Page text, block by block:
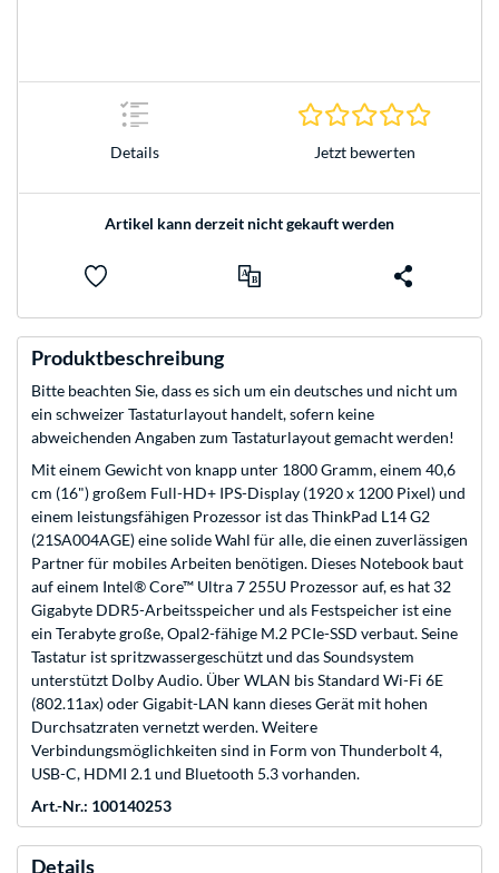
Details Jetzt bewerten
Artikel kann derzeit nicht gekauft werden
Produktbeschreibung
Bitte beachten Sie, dass es sich um ein deutsches und nicht um
ein schweizer Tastaturlayout handelt, sofern keine
abweichenden Angaben zum Tastaturlayout gemacht werden!
Mit einem Gewicht von knapp unter 1800 Gramm, einem 40,6
cm (16") großem Full-HD+ IPS-Display (1920 x 1200 Pixel) und
einem leistungsfähigen Prozessor ist das ThinkPad L14 G2
(21SA004AGE) eine solide Wahl für alle, die einen zuverlässigen
Partner für mobiles Arbeiten benötigen. Dieses Notebook baut
auf einem Intel® Core™ Ultra 7 255U Prozessor auf, es hat 32
Gigabyte DDR5-Arbeitsspeicher und als Festspeicher ist eine
ein Terabyte große, Opal2-fähige M.2 PCIe-SSD verbaut. Seine
Tastatur ist spritzwassergeschützt und das Soundsystem
unterstützt Dolby Audio. Über WLAN bis Standard Wi-Fi 6E
(802.11ax) oder Gigabit-LAN kann dieses Gerät mit hohen
Durchsatzraten vernetzt werden. Weitere
Verbindungsmöglichkeiten sind in Form von Thunderbolt 4,
USB-C, HDMI 2.1 und Bluetooth 5.3 vorhanden.
Art.-Nr.: 100140253
Details